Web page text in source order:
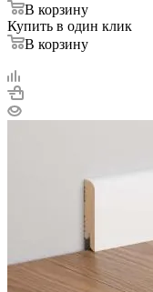
В корзину
Купить в один клик
В корзину